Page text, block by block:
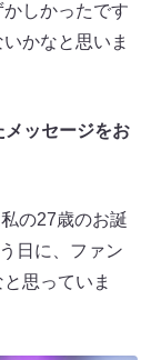
しかったです
かなと思いま
ッセージをお
の27歳のお誕
日に、ファン
思っていま